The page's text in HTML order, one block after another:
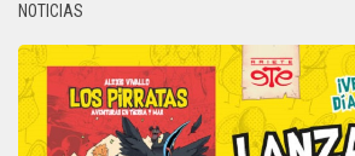
NOTICIAS